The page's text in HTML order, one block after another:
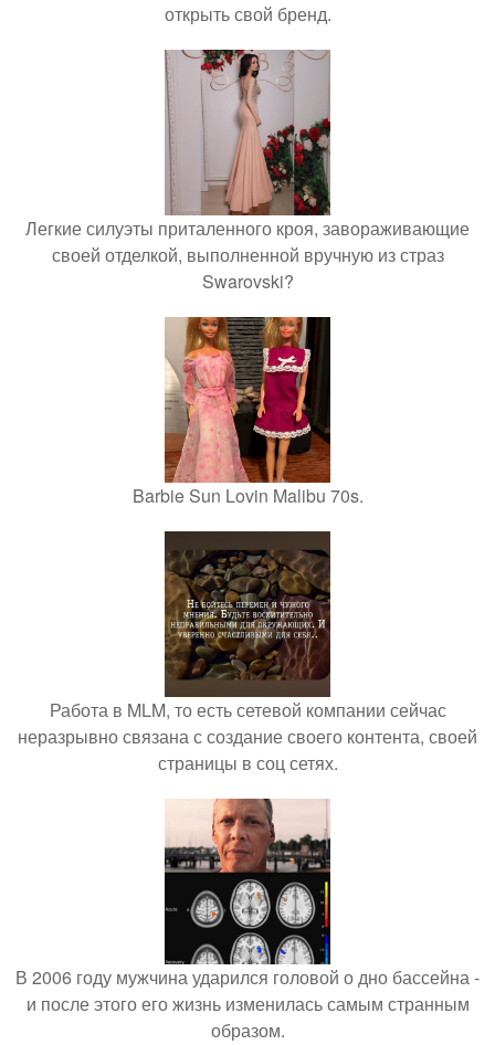
открыть свой бренд.
Легкие силуэты приталенного кроя, завораживающие
своей отделкой, выполненной вручную из страз
Swarovski?
Barbie Sun Lovin Malibu 70s.
Работа в MLM, то есть сетевой компании сейчас
неразрывно связана с создание своего контента, своей
страницы в соц сетях.
В 2006 году мужчина ударился головой о дно бассейна -
и после этого его жизнь изменилась самым странным
образом.